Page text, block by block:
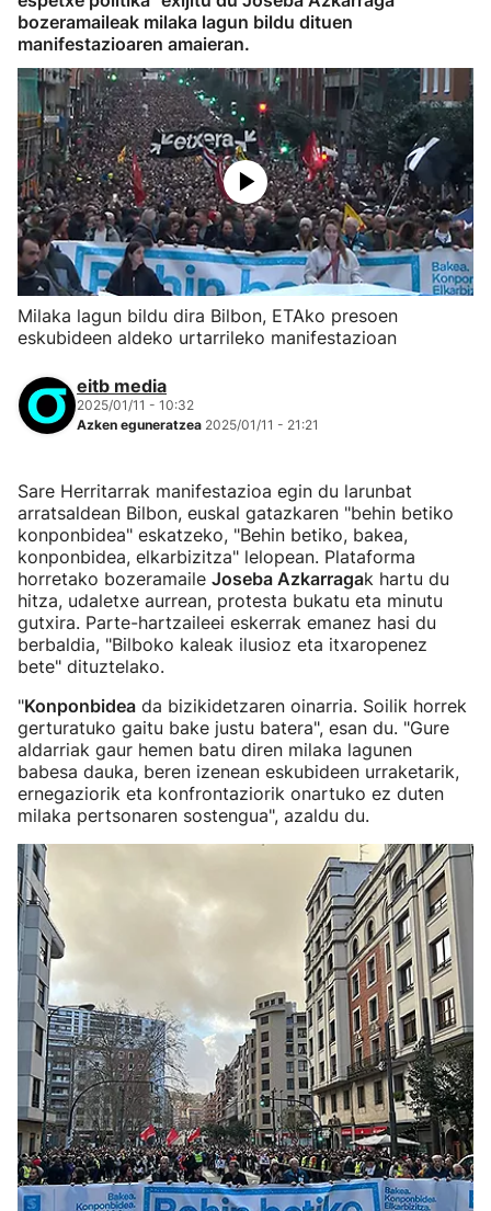
bozeramaileak milaka lagun bildu dituen
manifestazioaren amaieran.
Milaka lagun bildu dira Bilbon, ETAko presoen
eskubideen aldeko urtarrileko manifestazioan
eitb media
2025/01/11 - 10:32
Azken eguneratzea 2025/01/11 - 21:21
Sare Herritarrak manifestazioa egin du larunbat
arratsaldean Bilbon, euskal gatazkaren "behin betiko
konponbidea" eskatzeko, "Behin betiko, bakea,
konponbidea, elkarbizitza" lelopean. Plataforma
horretako bozeramaile Joseba Azkarragak hartu du
hitza, udaletxe aurrean, protesta bukatu eta minutu
gutxira. Parte-hartzaileei eskerrak emanez hasi du
berbaldia, "Bilboko kaleak ilusioz eta itxaropenez
bete" dituztelako.
"Konponbidea da bizikidetzaren oinarria. Soilik horrek
gerturatuko gaitu bake justu batera", esan du. "Gure
aldarriak gaur hemen batu diren milaka lagunen
babesa dauka, beren izenean eskubideen urraketarik,
ernegaziorik eta konfrontaziorik onartuko ez duten
milaka pertsonaren sostengua", azaldu du.